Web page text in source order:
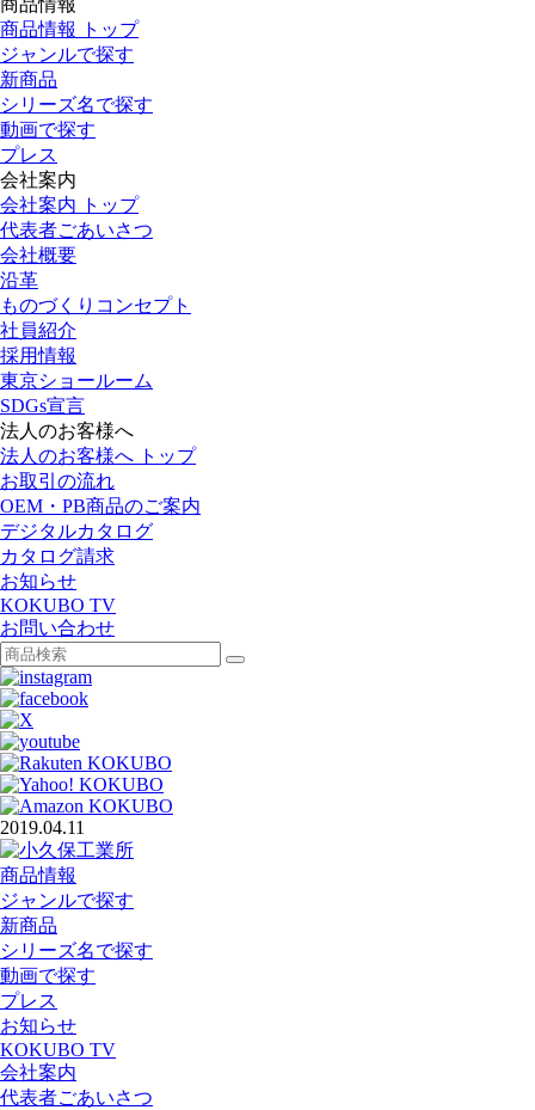
navigation
商品情報
商品情報 トップ
ジャンルで探す
新商品
シリーズ名で探す
動画で探す
プレス
会社案内
会社案内 トップ
代表者ごあいさつ
会社概要
沿革
ものづくりコンセプト
社員紹介
採用情報
東京ショールーム
SDGs宣言
法人のお客様へ
法人のお客様へ トップ
お取引の流れ
OEM・PB商品のご案内
デジタルカタログ
カタログ請求
お知らせ
KOKUBO TV
お問い合わせ
2019.04.11
商品情報
ジャンルで探す
新商品
シリーズ名で探す
動画で探す
プレス
お知らせ
KOKUBO TV
会社案内
代表者ごあいさつ